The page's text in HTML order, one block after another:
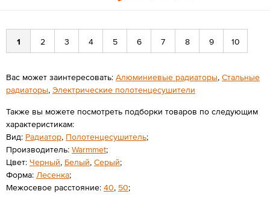
1 2 3 4 5 6 7 8 9 10
Вас может заинтересовать: Алюминиевые радиаторы, Стальные
радиаторы, Электрические полотенцесушители
Также вы можете посмотреть подборки товаров по следующим
характеристикам:
Вид: Радиатор, Полотенцесушитель;
Производитель: Warmmet;
Цвет: Черный, Белый, Серый;
Форма: Лесенка;
Межосевое расстояние: 40, 50;